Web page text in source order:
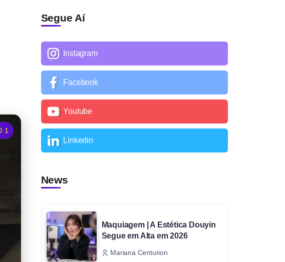
1
Segue Aí
Instagram
Facebook
Youtube
Linkedin
News
Maquiagem | A Estética Douyin
Segue em Alta em 2026
Mariana Centurion